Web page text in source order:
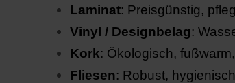
Laminat: Preisgünstig,
Vinyl / Designbelag:
Kork: Ökologisch,
Fliesen: Robust,